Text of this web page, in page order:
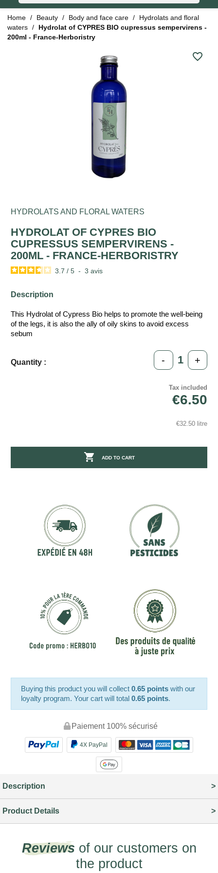
Home Beauty Body and face care
Hydrolats and floral
waters
Hydrolat of CYPRES BIO cupressus sempervirens -
200ml - France-Herboristry
favorite_border
HYDROLATS AND FLORAL WATERS
HYDROLAT OF CYPRES BIO
CUPRESSUS SEMPERVIRENS -
200ML - FRANCE-HERBORISTRY
3.7 / 5 - 3avis
Description
This Hydrolat of Cypress Bio helps to promote the well-being
of the legs, it is also the ally of oily skins to avoid excess
sebum
Quantity : - +
Tax included
€6.50
€32.50 litre
 ADD TO CART
Buying this product you will collect0.65 points with our
loyalty program. Your cart will total0.65 points.
Paiement 100% sécurisé
4X PayPal
Description
Product Details
Reviews of our customers on
the product